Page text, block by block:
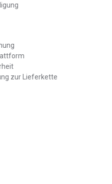
zur Lieferkette